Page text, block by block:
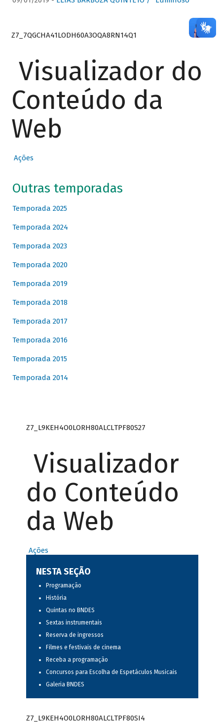
Z7_7QGCHA41LODH60A3OQA8RN14Q1
Visualizador do
Conteúdo da
Web
Ações
Outras temporadas
Temporada 2025
Temporada 2024
Temporada 2023
Temporada 2020
Temporada 2019
Temporada 2018
Temporada 2017
Temporada 2016
Temporada 2015
Temporada 2014
Z7_L9KEH4O0LORH80ALCLTPF80S27
Visualizador
do Conteúdo
da Web
Ações
NESTA SEÇÃO
Programação
História
Quintas no BNDES
Sextas instrumentais
Reserva de ingressos
Filmes e festivais de cinema
Receba a programação
Concursos para Escolha de Espetáculos Musicais
Galeria BNDES
Z7_L9KEH4O0LORH80ALCLTPF80SI4